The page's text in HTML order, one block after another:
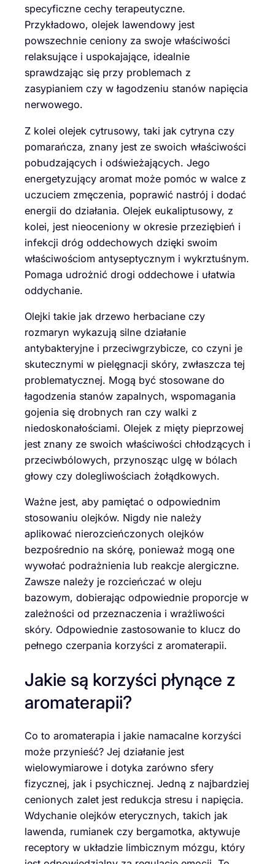
specyficzne cechy terapeutyczne.
Przykładowo, olejek lawendowy jest
powszechnie ceniony za swoje właściwości
relaksujące i uspokajające, idealnie
sprawdzając się przy problemach z
zasypianiem czy w łagodzeniu stanów napięcia
nerwowego.
Z kolei olejek cytrusowy, taki jak cytryna czy
pomarańcza, znany jest ze swoich właściwości
pobudzających i odświeżających. Jego
energetyzujący aromat może pomóc w walce z
uczuciem zmęczenia, poprawić nastrój i dodać
energii do działania. Olejek eukaliptusowy, z
kolei, jest nieoceniony w okresie przeziębień i
infekcji dróg oddechowych dzięki swoim
właściwościom antyseptycznym i wykrztuśnym.
Pomaga udrożnić drogi oddechowe i ułatwia
oddychanie.
Olejki takie jak drzewo herbaciane czy
rozmaryn wykazują silne działanie
antybakteryjne i przeciwgrzybicze, co czyni je
skutecznymi w pielęgnacji skóry, zwłaszcza tej
problematycznej. Mogą być stosowane do
łagodzenia stanów zapalnych, wspomagania
gojenia się drobnych ran czy walki z
niedoskonałościami. Olejek z mięty pieprzowej
jest znany ze swoich właściwości chłodzących i
przeciwbólowych, przynosząc ulgę w bólach
głowy czy dolegliwościach żołądkowych.
Ważne jest, aby pamiętać o odpowiednim
stosowaniu olejków. Nigdy nie należy
aplikować nierozcieńczonych olejków
bezpośrednio na skórę, ponieważ mogą one
wywołać podrażnienia lub reakcje alergiczne.
Zawsze należy je rozcieńczać w oleju
bazowym, dobierając odpowiednie proporcje w
zależności od przeznaczenia i wrażliwości
skóry. Odpowiednie zastosowanie to klucz do
pełnego czerpania korzyści z aromaterapii.
Jakie są korzyści płynące z
aromaterapii?
Co to aromaterapia i jakie namacalne korzyści
może przynieść? Jej działanie jest
wielowymiarowe i dotyka zarówno sfery
fizycznej, jak i psychicznej. Jedną z najbardziej
cenionych zalet jest redukcja stresu i napięcia.
Wdychanie olejków eterycznych, takich jak
lawenda, rumianek czy bergamotka, aktywuje
receptory w układzie limbicznym mózgu, który